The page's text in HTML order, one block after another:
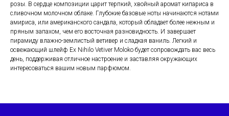
розы. В сердце композиции царит терпкий, хвойный аромат кипариса в
сливочном молочном облаке. Глубокие базовые ноты начинаются нотами
амириса, или американского сандала, который обладает более нежным и
пряным запахом, чем его восточная разновидность. И завершает
пирамиду влажно-землистый ветивер и сладкая ваниль. Легкий и
освежающий шлейф Ex Nihilo Vetiver Moloko будет сопровождать вас весь
день, поддерживая отличное настроение и заставляя окружающих
интересоваться вашим новым парфюмом.